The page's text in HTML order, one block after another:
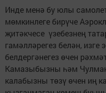
Инде менә бу юлы
мөмкинлеге бирүче
җитәкчесе үзебезнең
гамәлләрегез белән, изге
белдергәнегез өчен
Камазыбызны һәм
калабызны төзү өчен иң